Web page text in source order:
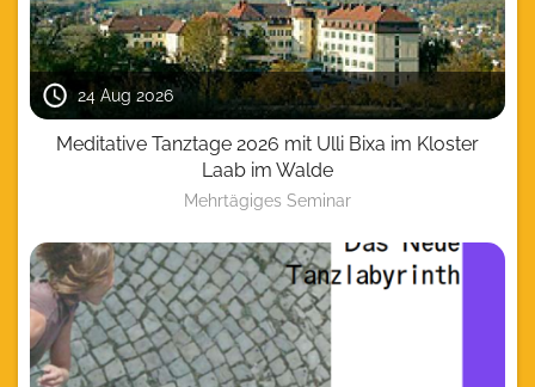
24 Aug 2026
Meditative Tanztage 2026 mit Ulli Bixa im Kloster
Laab im Walde
Mehrtägiges Seminar